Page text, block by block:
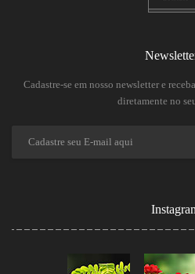
Cadastre-se em nosso newsletter e
diretamente no